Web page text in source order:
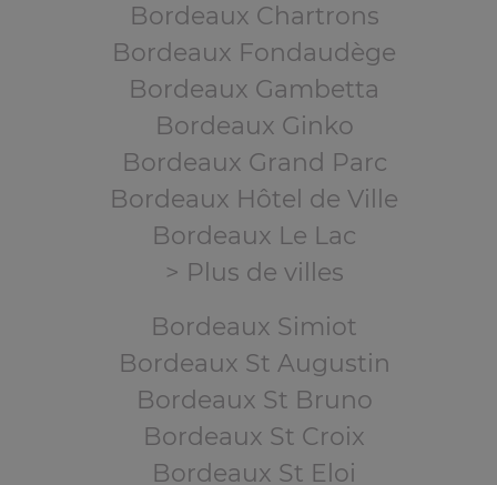
Bordeaux Chartrons
Bordeaux Fondaudège
Bordeaux Gambetta
Bordeaux Ginko
Bordeaux Grand Parc
Bordeaux Hôtel de Ville
Bordeaux Le Lac
> Plus de villes
Bordeaux Simiot
Bordeaux St Augustin
Bordeaux St Bruno
Bordeaux St Croix
Bordeaux St Eloi